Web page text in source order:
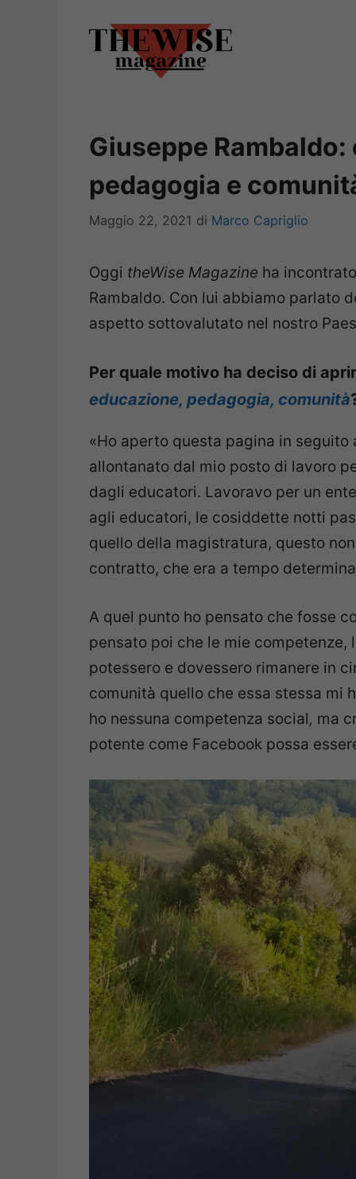
Giuseppe
pedagogia e
Maggio 22, 2021 di Marco Capriglio
Oggi theWise Magazine ha incontrato
Rambaldo. Con lui abbiamo parlato
aspetto sottovalutato nel nostro
Per quale motivo ha deciso di
educazione, pedagogia, comunità
«Ho aperto questa pagina in
allontanato dal mio posto di lavoro
dagli educatori. Lavoravo per un
agli educatori, le cosiddette notti
quello della magistratura, questo
contratto, che era a tempo
A quel punto ho pensato che fosse
pensato poi che le mie
potessero e dovessero rimanere in
comunità quello che essa stessa mi
ho nessuna competenza social, ma
potente come Facebook possa